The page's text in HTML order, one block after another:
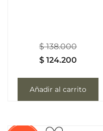
$138.000
$124.200
Añadir al carrito